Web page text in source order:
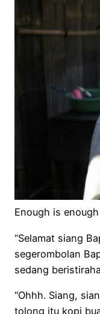
Enough is
“Selamat siang
segerombolan
sedang
“Ohhh. Siang,
tolong itu kopi